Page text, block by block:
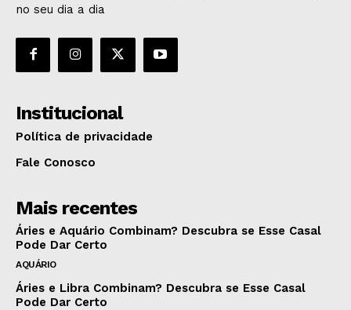
no seu dia a dia
Institucional
Política de privacidade
Fale Conosco
Mais recentes
Áries e Aquário Combinam? Descubra se Esse Casal
Pode Dar Certo
AQUÁRIO
Áries e Libra Combinam? Descubra se Esse Casal
Pode Dar Certo